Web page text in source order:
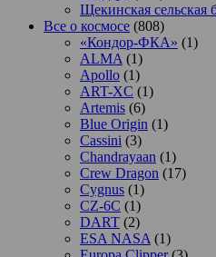
Щекинская сельская
Все о космосе (808)
«Кондор-ФКА» (1)
ALMA (1)
Apollo (1)
ART-XC (1)
Artemis (6)
Blue Origin (1)
Cassini (3)
Chandrayaan (1)
Crew Dragon (17)
Cygnus (1)
CZ-6C (1)
DART (2)
ESA NASA (1)